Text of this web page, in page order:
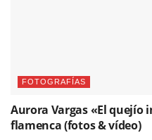
FOTOGRAFÍAS
Aurora Vargas «El quejío
flamenca (fotos & vídeo)